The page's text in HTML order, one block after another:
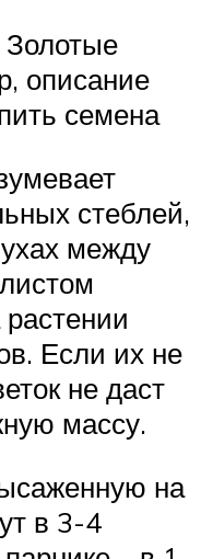
описание
семена
стеблей,
между
Если их не
не даст
массу.
на
в 3-4